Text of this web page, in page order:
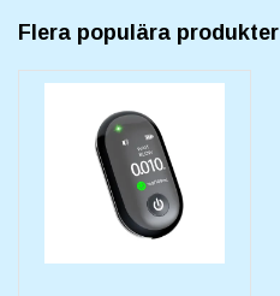
Flera populära produkter